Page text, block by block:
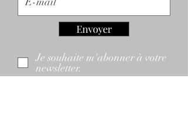
Envoyer
Je souhaite m'abonner à votre
newsletter.